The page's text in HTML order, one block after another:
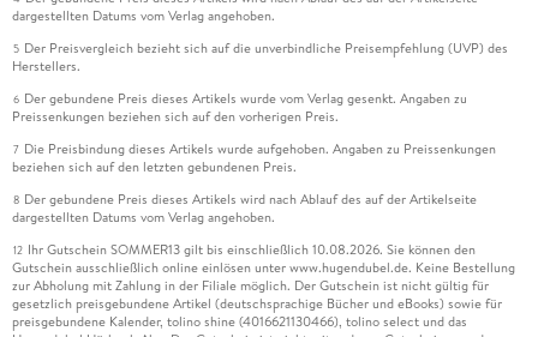
dargestellten Datums vom Verlag angehoben.
5 Der Preisvergleich bezieht sich auf die unverbindliche Preisempfehlung (UVP) des
Herstellers.
6 Der gebundene Preis dieses Artikels wurde vom Verlag gesenkt. Angaben zu
Preissenkungen beziehen sich auf den vorherigen Preis.
7 Die Preisbindung dieses Artikels wurde aufgehoben. Angaben zu Preissenkungen
beziehen sich auf den letzten gebundenen Preis.
8 Der gebundene Preis dieses Artikels wird nach Ablauf des auf der Artikelseite
dargestellten Datums vom Verlag angehoben.
12 Ihr Gutschein SOMMER13 gilt bis einschließlich 10.08.2026. Sie können den
Gutschein ausschließlich online einlösen unter www.hugendubel.de. Keine Bestellung
zur Abholung mit Zahlung in der Filiale möglich. Der Gutschein ist nicht gültig für
gesetzlich preisgebundene Artikel (deutschsprachige Bücher und eBooks) sowie für
preisgebundene Kalender, tolino shine (4016621130466), tolino select und das